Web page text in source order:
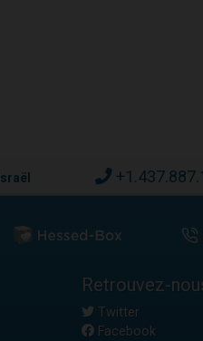
Israël
Retrouvez-
Twitter
Facebook